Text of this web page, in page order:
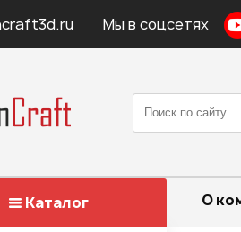
Мы в соцсетях
Каталог О